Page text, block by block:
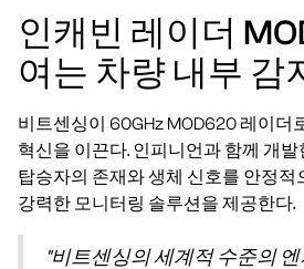
인캐빈 레이더
여는 차량 내부 감
비트센싱이 60GHz MOD620 레이더
혁신을 이끈다. 인피니언과 함께 개발
탑승자의 존재와 생체 신호를 안정적
강력한 모니터링 솔루션을 제공한다.
"비트센싱의 세계적 수준의